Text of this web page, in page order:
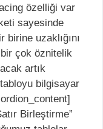
özelliği var
sayesinde
uzaklığını
çok öznitelik
artık
bilgisayar
Birleştirme”